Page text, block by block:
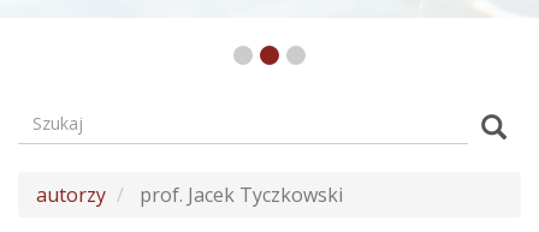
Formularz
wyszukiwania
Szukaj
autorzy prof. Jacek Tyczkowski